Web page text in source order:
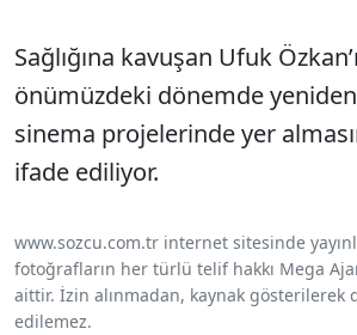
Sağlığına kavuşan Ufuk
önümüzdeki dönemde
sinema projelerinde yer
ifade ediliyor.
www.sozcu.com.tr internet sitesinde
fotoğrafların her türlü telif hakkı Mega
aittir. İzin alınmadan, kaynak gösterilerek
edilemez.